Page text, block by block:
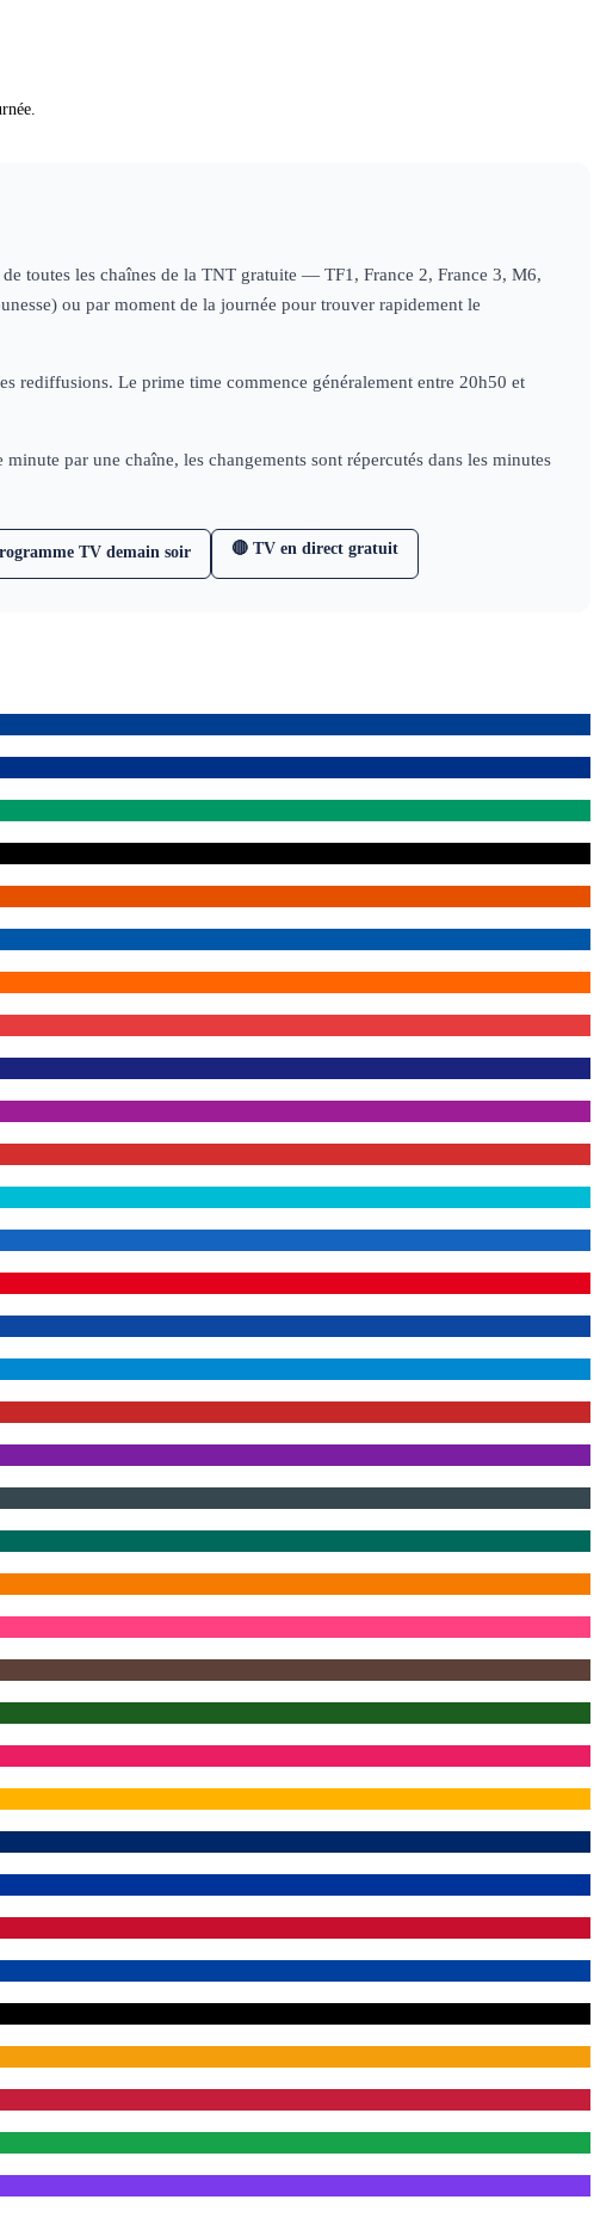
toutes les chaînes de la TNT gratuite — TF1, France 2, France 3, M6,
ou par moment de la journée pour trouver rapidement le
rediffusions. Le prime time commence généralement entre 20h50 et
par une chaîne, les changements sont répercutés dans les minutes
TV demain soir 🔴 TV en direct gratuit